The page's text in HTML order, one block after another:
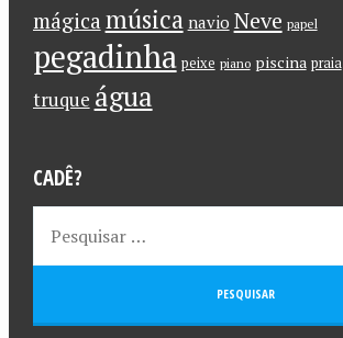
mágica música navio Neve papel
pegadinha peixe piano piscina praia
truque água
CADÊ?